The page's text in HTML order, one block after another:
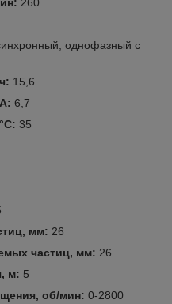
однофазный с
15,6
6,7
35
мм: 26
частиц, мм: 26
м: 5
об/мин: 0-2800